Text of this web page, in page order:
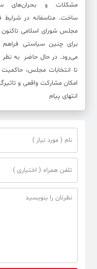
مشکلات و بحران‌های
ساخت. متاسفانه در شرایط
مجلس شورای اسلامی تاکنون
برای چنین سیاستی
می‌رود. در حال حاضر به نظر
تا انتخابات مجلس،
امکان مشارکت واقعی و
انتهای پیام